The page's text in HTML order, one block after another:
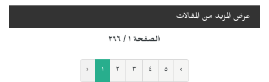
عرض المزيد من المقالات
الصفحة ١ / ٢٩٦
‹ ١ ٢ ٣ ٤ ٥ ›